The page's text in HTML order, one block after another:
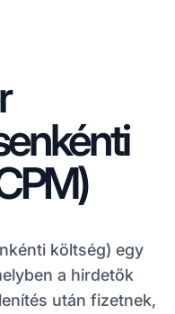
költség) egy
a hirdetők
után fizetnek,